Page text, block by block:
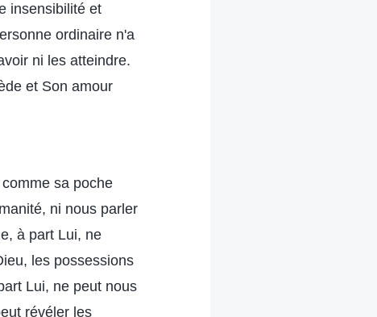
insensibilité et
ordinaire n'a
ni les atteindre.
et Son amour
sa poche
ni nous parler
à part Lui, ne
les possessions
Lui, ne peut nous
révéler les